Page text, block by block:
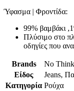
Ύφασμα | Φροντίδα:
99% βαμβάκι
Πλύσιμο στο
οδηγίες που
Brands
No
Είδος
Jeans,
Κατηγορία Ρούχα